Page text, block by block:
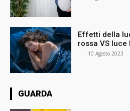
Effetti della
rossa VS luce
- 10 Agosto 2023
GUARDA